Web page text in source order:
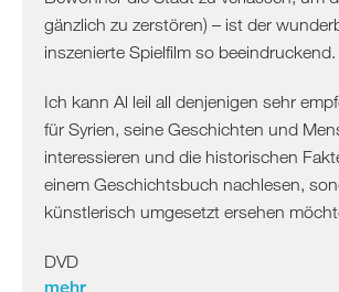
gänzlich zu zerstören) – ist der
inszenierte Spielfilm so beeindruckend.
Ich kann Al leil all denjenigen sehr
für Syrien, seine Geschichten und
interessieren und die historischen
einem Geschichtsbuch nachlesen,
künstlerisch umgesetzt ersehen
DVD
mehr